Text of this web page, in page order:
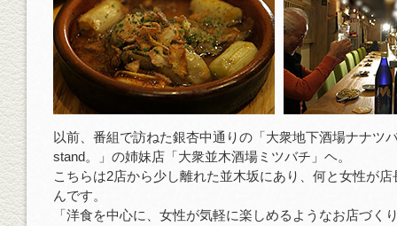
以前、番組で訪ねた銀杏中通りの「大衆地下酒場ナナツ
stand。」の姉妹店「大衆並木酒場ミツバチ」ヘ。
こちらは2店から少し離れた並木坂にあり、何と女性が
んです。
「洋食を中心に、女性が気軽に楽しめるようなお店づく